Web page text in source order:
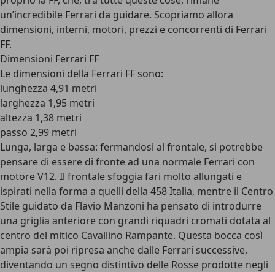
un’incredibile Ferrari da guidare. Scopriamo allora
dimensioni, interni, motori, prezzi e concorrenti di Ferrari
FF.
Dimensioni Ferrari FF
Le dimensioni della Ferrari FF sono:
lunghezza 4,91 metri
larghezza 1,95 metri
altezza 1,38 metri
passo 2,99 metri
Lunga, larga e bassa: fermandosi al frontale, si potrebbe
pensare di essere di fronte ad una normale Ferrari con
motore V12. Il frontale sfoggia fari molto allungati e
ispirati nella forma a quelli della 458 Italia, mentre il Centro
Stile guidato da Flavio Manzoni ha pensato di introdurre
una griglia anteriore con grandi riquadri cromati dotata al
centro del mitico Cavallino Rampante. Questa bocca così
ampia sarà poi ripresa anche dalle Ferrari successive,
diventando un segno distintivo delle Rosse prodotte negli